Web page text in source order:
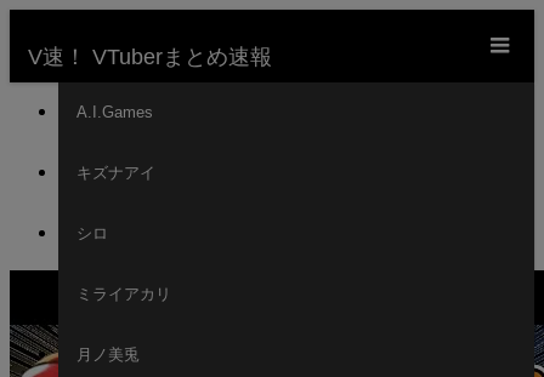
V速！ VTuberまとめ速報
A.I.Games
キズナアイ
シロ
ミライアカリ
月ノ美兎
VTuber
ちゃん【がうるぐら】